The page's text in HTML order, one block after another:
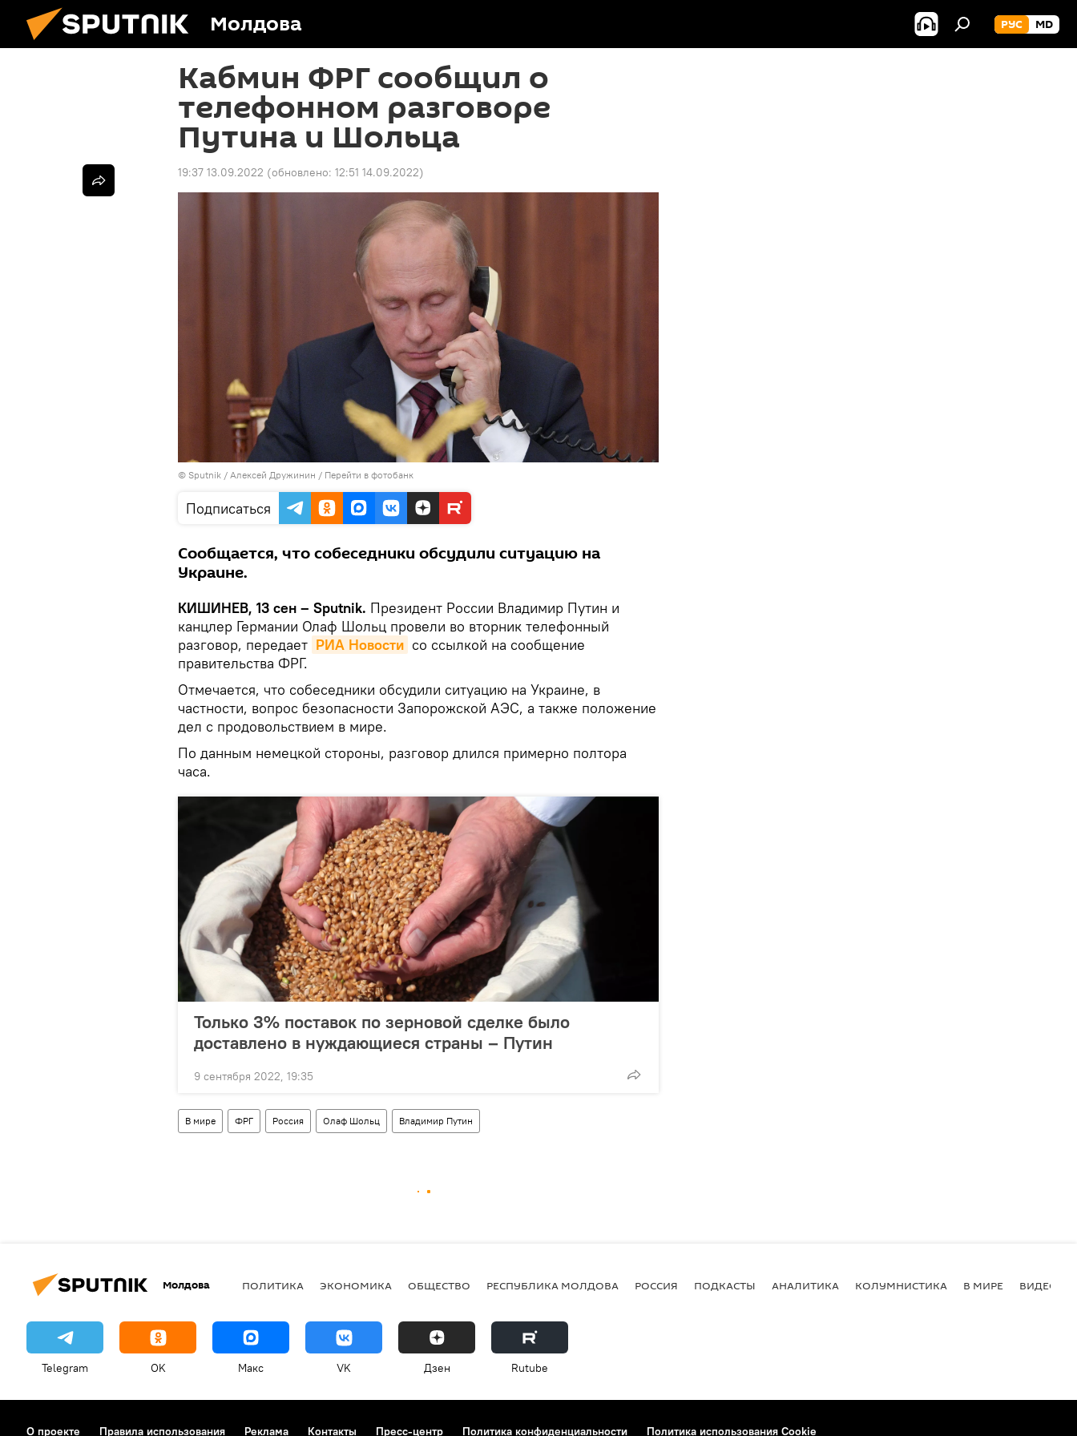
Молдова РУС MD
Кабмин ФРГ сообщил о
телефонном разговоре
Путина и Шольца
19:37 13.09.2022 (обновлено: 12:51 14.09.2022)
© Sputnik / Алексей Дружинин / Перейти в фотобанк
Подписаться
Сообщается, что собеседники обсудили ситуацию на
Украине.
КИШИНЕВ, 13 сен – Sputnik. Президент России Владимир Путин и
канцлер Германии Олаф Шольц провели во вторник телефонный
разговор, передает РИА Новости со ссылкой на сообщение
правительства ФРГ.
Отмечается, что собеседники обсудили ситуацию на Украине, в
частности, вопрос безопасности Запорожской АЭС, а также положение
дел с продовольствием в мире.
По данным немецкой стороны, разговор длился примерно полтора
часа.
Только 3% поставок по зерновой сделке было
доставлено в нуждающиеся страны – Путин
9 сентября 2022, 19:35
В мире ФРГ Россия Олаф Шольц Владимир Путин
Молдова ПОЛИТИКА ЭКОНОМИКА ОБЩЕСТВО РЕСПУБЛИКА МОЛДОВА РОССИЯ ПОДКАСТЫ АНАЛИТИКА КОЛУМНИСТИКА В МИРЕ ВИДЕО
Telegram OK Макс VK Дзен Rutube
О проекте Правила использования Реклама Контакты Пресс-центр Политика конфиденциальности Политика использования Cookie